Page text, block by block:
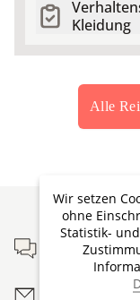
Kleidung
Alle
FooterWir setzen
ohne
Statistik-